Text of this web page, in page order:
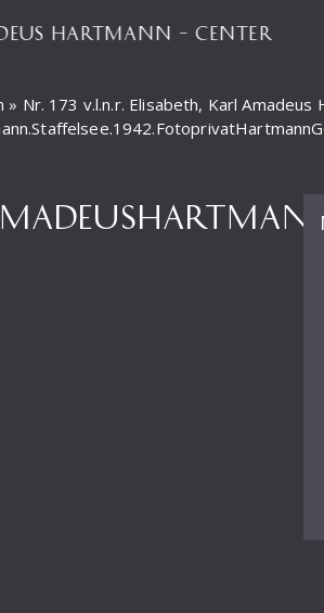
HARTMANN – CENTER
» Nr. 173 v.l.n.r. Elisabeth, Karl